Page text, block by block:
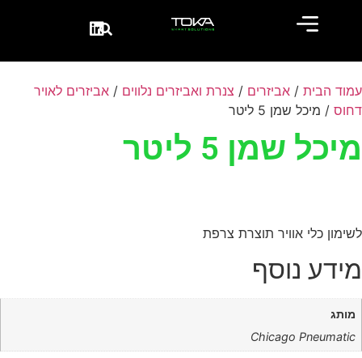
עמוד הבית / אביזרים / צנרת ואביזרים נלווים / אביזרים לאויר
דחוס / מיכל שמן 5 ליטר
מיכל שמן 5 ליטר
לשימון כלי אוויר תוצרת צרפת
מידע נוסף
מותג
Chicago Pneumatic